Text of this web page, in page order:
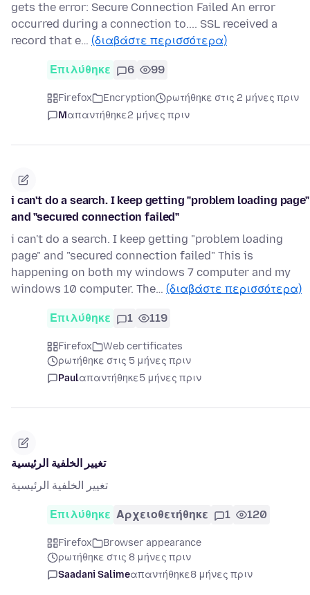
gets the error: Secure Connection Failed An error
occurred during a connection to.... SSL received a
record that e… (διαβάστε περισσότερα)
Επιλύθηκε 6 99
Firefox Encryption
ρωτήθηκε στις 2 μήνες πριν
Mαπαντήθηκε2 μήνες πριν
i can't do a search. I keep getting "problem loading page"
and "secured connection failed"
i can't do a search. I keep getting "problem loading
page" and "secured connection failed" This is
happening on both my windows 7 computer and my
windows 10 computer. The… (διαβάστε περισσότερα)
Επιλύθηκε 1 119
Firefox
Web certificates
ρωτήθηκε στις 5 μήνες πριν
Paulαπαντήθηκε5 μήνες πριν
تغيير الخلفية الرئيسية
تغيير الخلفية الرئيسية
Επιλύθηκε Αρχειοθετήθηκε 1 120
Firefox
Browser appearance
ρωτήθηκε στις 8 μήνες πριν
Saadani Salimeαπαντήθηκε8 μήνες πριν